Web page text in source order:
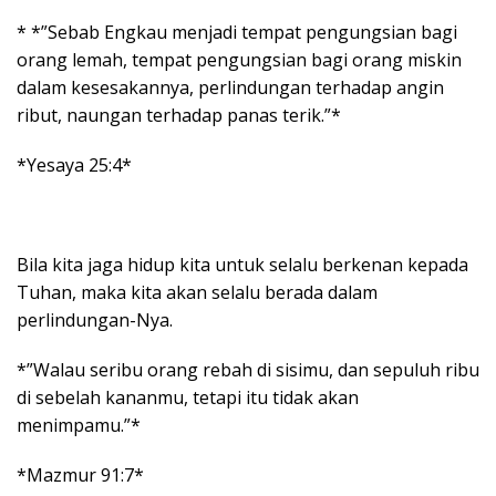
* *”Sebab Engkau menjadi tempat pengungsian bagi
orang lemah, tempat pengungsian bagi orang miskin
dalam kesesakannya, perlindungan terhadap angin
ribut, naungan terhadap panas terik.”*
*Yesaya 25:4*
Bila kita jaga hidup kita untuk selalu berkenan kepada
Tuhan, maka kita akan selalu berada dalam
perlindungan-Nya.
*”Walau seribu orang rebah di sisimu, dan sepuluh ribu
di sebelah kananmu, tetapi itu tidak akan
menimpamu.”*
*Mazmur 91:7*